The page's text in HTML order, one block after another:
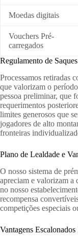
Moedas digitais
Vouchers Pré-
carregados
Regulamento de
Processamos retiradas
que valorizam o
pessoa preliminar, que
requerimentos
limites generosos que
jogadores de alto
fronteiras
Plano de Lealdade e
O nosso sistema de
apreciam e valorizam a
no nosso
recompensa
competições especiais
Vantagens